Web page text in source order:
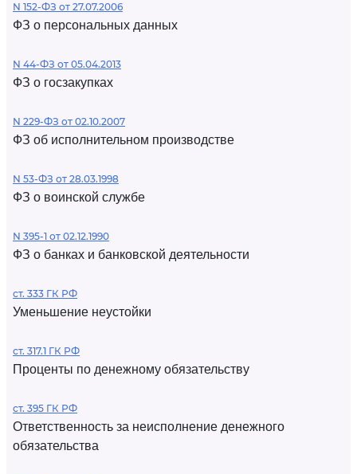
N 152-ФЗ от 27.07.2006
ФЗ о персональных данных
N 44-ФЗ от 05.04.2013
ФЗ о госзакупках
N 229-ФЗ от 02.10.2007
ФЗ об исполнительном производстве
N 53-ФЗ от 28.03.1998
ФЗ о воинской службе
N 395-1 от 02.12.1990
ФЗ о банках и банковской деятельности
ст. 333 ГК РФ
Уменьшение неустойки
ст. 317.1 ГК РФ
Проценты по денежному обязательству
ст. 395 ГК РФ
Ответственность за неисполнение денежного
обязательства